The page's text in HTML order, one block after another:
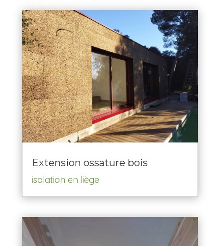
Extension ossature bois
isolation en liège